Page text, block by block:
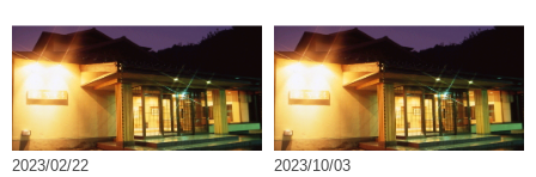
2023/02/22
2023/10/03